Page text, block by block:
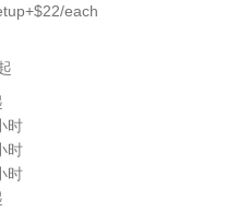
each
时
时
时